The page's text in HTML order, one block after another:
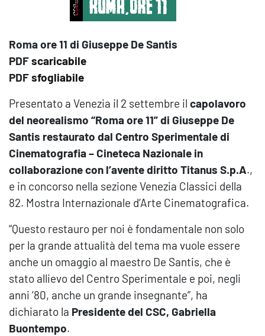
Roma ore 11 di Giuseppe De Santis
PDFscaricabile
PDFsfogliabile
Presentato a Venezia il 2 settembre il capolavoro
del neorealismo “Roma ore 11” di Giuseppe De
Santis restaurato dal Centro Sperimentale di
Cinematografia – Cineteca Nazionale in
collaborazione con l’avente diritto Titanus S.p.A.,
e in concorso nella sezione Venezia Classici della
82. Mostra Internazionale d’Arte Cinematografica.
“Questo restauro per noi è fondamentale non solo
per la grande attualità del tema ma vuole essere
anche un omaggio al maestro De Santis, che è
stato allievo del Centro Sperimentale e poi, negli
anni ’80, anche un grande insegnante”, ha
dichiarato la Presidente del CSC, Gabriella
Buontempo.